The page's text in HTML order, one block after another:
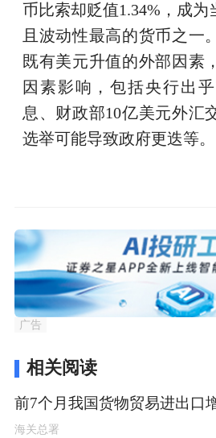
币比索却贬值1.34%，成
且波动性最高的货币之一
既有美元升值的外部因素
因素影响，包括央行出
息、财政部10亿美元外汇
选举可能导致政府更迭等。
广告
相关阅读
前7个月我国货物贸易进出口
海关总署